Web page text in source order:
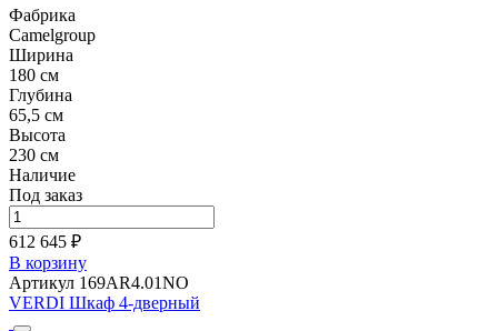
Фабрика
Camelgroup
Ширина
180 см
Глубина
65,5 см
Высота
230 см
Наличие
Под заказ
612 645 ₽
В корзину
Артикул 169AR4.01NO
VERDI Шкаф 4-дверный